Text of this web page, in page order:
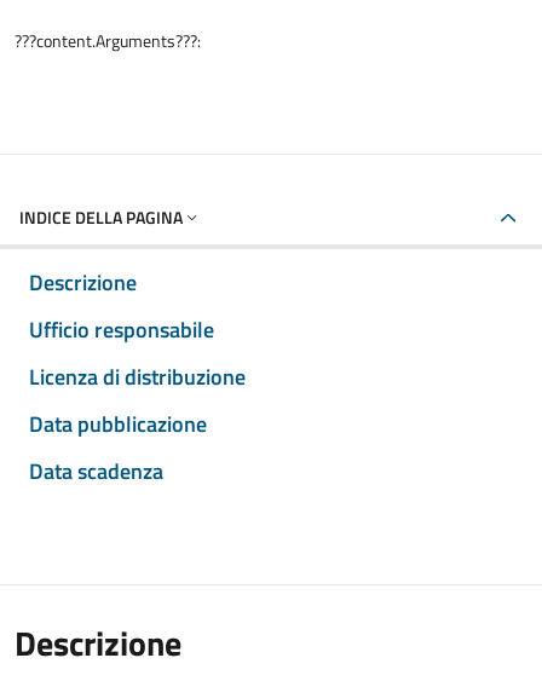
???content.Arguments???:
INDICE DELLA PAGINA
Descrizione
Ufficio responsabile
Licenza di distribuzione
Data pubblicazione
Data scadenza
Descrizione